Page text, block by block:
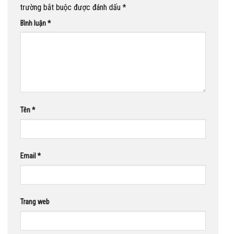
trường bắt buộc được đánh dấu *
Bình luận*
Tên*
Email *
Trang web